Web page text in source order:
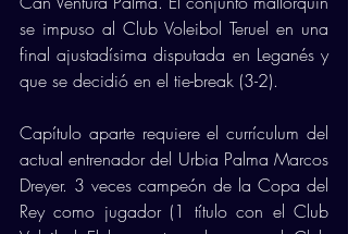
se impuso al Club Voleibol Teruel en una
final ajustadísima disputada en Leganés y
que se decidió en el tie-break (3-2).
Capítulo aparte requiere el currículum del
actual entrenador del Urbia Palma Marcos
Dreyer. 3 veces campeón de la Copa del
Rey como jugador (1 título con el Club